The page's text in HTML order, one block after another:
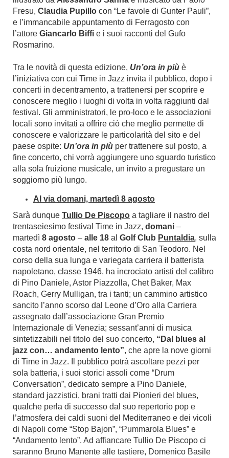
Fresu, Claudia Pupillo con “Le favole di Gunter Pauli”,
e l’immancabile appuntamento di Ferragosto con
l’attore Giancarlo Biffi e i suoi racconti del Gufo
Rosmarino.
Tra le novità di questa edizione, Un’ora in più è
l’iniziativa con cui Time in Jazz invita il pubblico, dopo i
concerti in decentramento, a trattenersi per scoprire e
conoscere meglio i luoghi di volta in volta raggiunti dal
festival. Gli amministratori, le pro-loco e le associazioni
locali sono invitati a offrire ciò che meglio permette di
conoscere e valorizzare le particolarità del sito e del
paese ospite: Un’ora in più per trattenere sul posto, a
fine concerto, chi vorrà aggiungere uno sguardo turistico
alla sola fruizione musicale, un invito a pregustare un
soggiorno più lungo.
Al via domani, martedì 8 agosto
Sarà dunque Tullio De Piscopo a tagliare il nastro del
trentaseiesimo festival Time in Jazz, domani –
martedì 8 agosto – alle 18 al Golf Club Puntaldia, sulla
costa nord orientale, nel territorio di San Teodoro. Nel
corso della sua lunga e variegata carriera il batterista
napoletano, classe 1946, ha incrociato artisti del calibro
di Pino Daniele, Astor Piazzolla, Chet Baker, Max
Roach, Gerry Mulligan, tra i tanti; un cammino artistico
sancito l’anno scorso dal Leone d’Oro alla Carriera
assegnato dall’associazione Gran Premio
Internazionale di Venezia; sessant’anni di musica
sintetizzabili nel titolo del suo concerto, “Dal blues al
jazz con… andamento lento”, che apre la nove giorni
di Time in Jazz. Il pubblico potrà ascoltare pezzi per
sola batteria, i suoi storici assoli come “Drum
Conversation”, dedicato sempre a Pino Daniele,
standard jazzistici, brani tratti dai Pionieri del blues,
qualche perla di successo dal suo repertorio pop e
l’atmosfera dei caldi suoni del Mediterraneo e dei vicoli
di Napoli come “Stop Bajon”, “Pummarola Blues” e
“Andamento lento”. Ad affiancare Tullio De Piscopo ci
saranno Bruno Manente alle tastiere, Domenico Basile